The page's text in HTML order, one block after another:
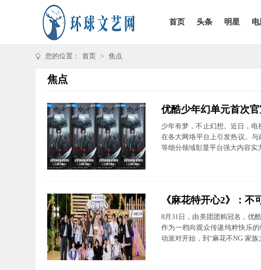
首页 头条 明星
您的位置： 首页 > 焦点
焦点
优酷少年幻单元首次官
少年有梦，不止幻想。近日，电
在各大网络平台上引发热议。
等细分领域彰显平台强大内容实
《麻花特开心2》：不
8月31日，由美团团购冠名，优
作为一档向观众传递纯粹快乐
动派对开始，到“麻花不NG 家族